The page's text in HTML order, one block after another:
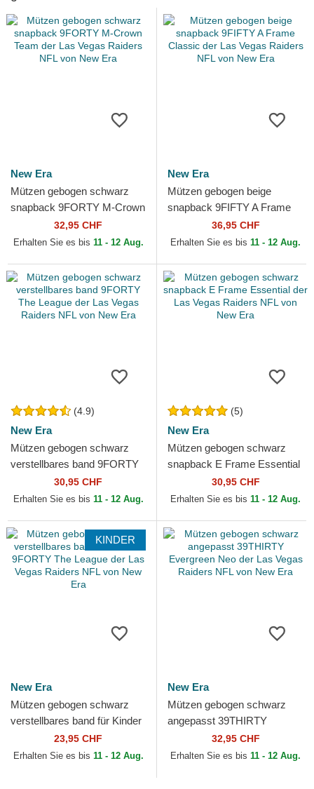
New Era
Mützen gebogen schwarz
snapback 9FORTY M-Crown
Team der Las Vegas Raiders
NFL von New Era
32,95 CHF
Erhalten Sie es bis 11 - 12 Aug.
New Era
Mützen gebogen beige
snapback 9FIFTY A Frame
Classic der Las Vegas
Raiders NFL von New Era
36,95 CHF
Erhalten Sie es bis 11 - 12 Aug.
(4.9)
New Era
Mützen gebogen schwarz
verstellbares band 9FORTY
The League der Las Vegas
Raiders NFL von New Era
30,95 CHF
Erhalten Sie es bis 11 - 12 Aug.
(5)
New Era
Mützen gebogen schwarz
snapback E Frame Essential
der Las Vegas Raiders NFL
von New Era
30,95 CHF
Erhalten Sie es bis 11 - 12 Aug.
KINDER
New Era
Mützen gebogen schwarz
verstellbares band für Kinder
9FORTY The League der Las
Vegas Raiders NFL...
23,95 CHF
Erhalten Sie es bis 11 - 12 Aug.
New Era
Mützen gebogen schwarz
angepasst 39THIRTY
Evergreen Neo der Las
Vegas Raiders NFL von New
32,95 CHF
Erhalten Sie es bis 11 - 12 Aug.